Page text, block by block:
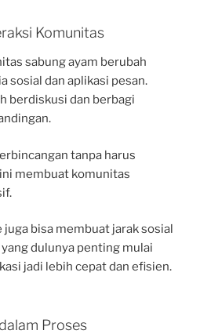
Komunitas
sabung ayam berubah
sosial dan aplikasi pesan.
berdiskusi dan berbagi
tanpa harus
membuat komunitas
bisa membuat jarak sosial
dulunya penting mulai
jadi lebih cepat dan efisien.
Proses